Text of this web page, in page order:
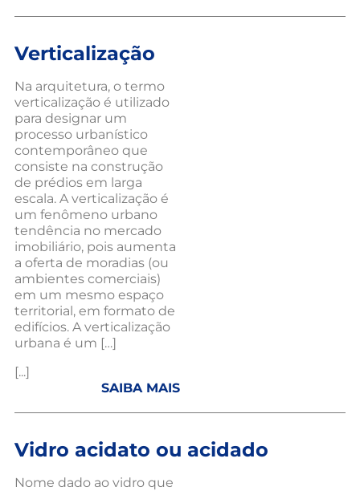
Verticalização
Na arquitetura, o termo
verticalização é utilizado
para designar um
processo urbanístico
contemporâneo que
consiste na construção
de prédios em larga
escala. A verticalização é
um fenômeno urbano
tendência no mercado
imobiliário, pois aumenta
a oferta de moradias (ou
ambientes comerciais)
em um mesmo espaço
territorial, em formato de
edifícios. A verticalização
urbana é um […]
[...]
SAIBA MAIS
Vidro acidato ou acidado
Nome dado ao vidro que